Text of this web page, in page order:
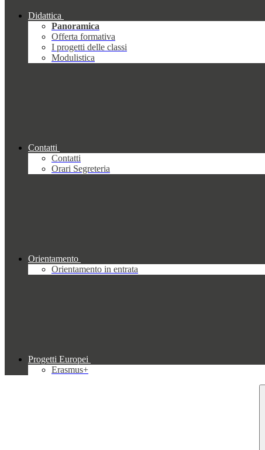
Didattica
Panoramica
Offerta formativa
I progetti delle classi
Modulistica
Contatti
Contatti
Orari Segreteria
Orientamento
Orientamento in entrata
Progetti Europei
Erasmus+